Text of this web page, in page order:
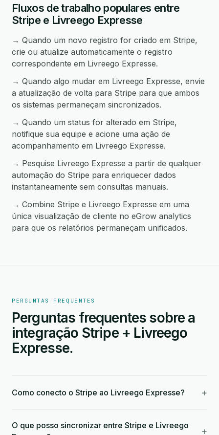
Fluxos de trabalho populares entre
Stripe e Livreego Expresse
→ Quando um novo registro for criado em Stripe,
crie ou atualize automaticamente o registro
correspondente em Livreego Expresse.
→ Quando algo mudar em Livreego Expresse, envie
a atualização de volta para Stripe para que ambos
os sistemas permaneçam sincronizados.
→ Quando um status for alterado em Stripe,
notifique sua equipe e acione uma ação de
acompanhamento em Livreego Expresse.
→ Pesquise Livreego Expresse a partir de qualquer
automação do Stripe para enriquecer dados
instantaneamente sem consultas manuais.
→ Combine Stripe e Livreego Expresse em uma
única visualização de cliente no eGrow analytics
para que os relatórios permaneçam unificados.
PERGUNTAS FREQUENTES
Perguntas frequentes sobre a
integração Stripe + Livreego
Expresse.
Como conecto o Stripe ao Livreego Expresse? +
O que posso sincronizar entre Stripe e Livreego
+